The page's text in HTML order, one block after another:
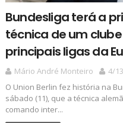
Bundesliga terá a
técnica de um
principais ligas da
Mário André Monteiro
4/
O Union Berlin fez história na
sábado (11), que a técnica
comando inter...